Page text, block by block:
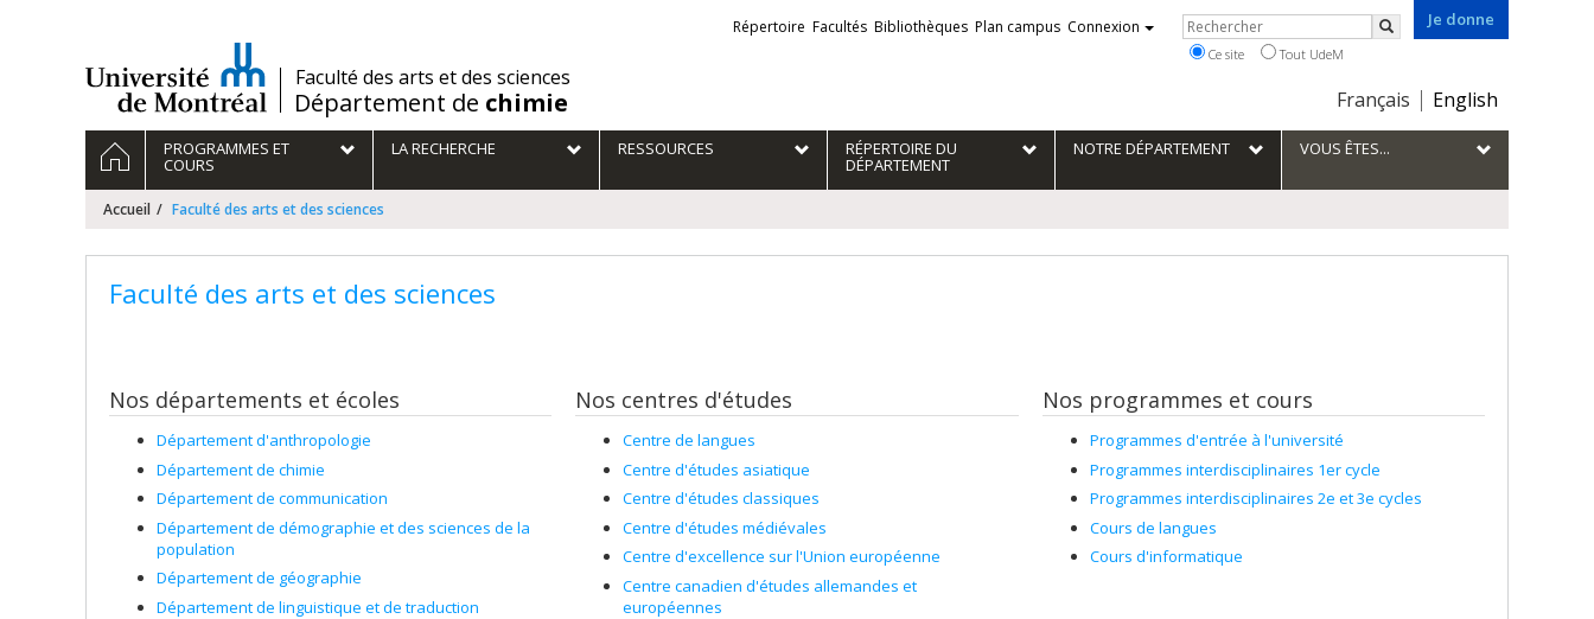
/Faculté des arts et des sciences
Département de chimie
Je donne
Choix
la
langue
Français English
Liens
externes
Répertoire Facultés Bibliothèques Plan campus Connexion Rechercher
Rechercher
Ce site Tout UdeM
Navigation
principale
ACCUEILPROGRAMMES ET
COURS
LA RECHERCHE RESSOURCES RÉPERTOIRE DU
DÉPARTEMENT
NOTRE DÉPARTEMENT VOUS ÊTES...
Accueil Faculté des arts et des sciences
Faculté des arts et des sciences
Nos départements et écoles
Département d'anthropologie
Département de chimie
Département de communication
Département de démographie et des sciences de la
population
Département de géographie
Département de linguistique et de traduction
Nos centres d'études
Centre de langues
Centre d'études asiatique
Centre d'études classiques
Centre d'études médiévales
Centre d'excellence sur l'Union européenne
Centre canadien d'études allemandes et
européennes
Nos programmes et cours
Programmes d'entrée à l'université
Programmes interdisciplinaires 1er cycle
Programmes interdisciplinaires 2e et 3e cycles
Cours de langues
Cours d'informatique